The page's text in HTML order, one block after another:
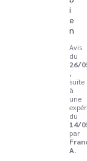
i
e
n
Avis
du
26/
,
suite
à
une
du
14/
par
A.